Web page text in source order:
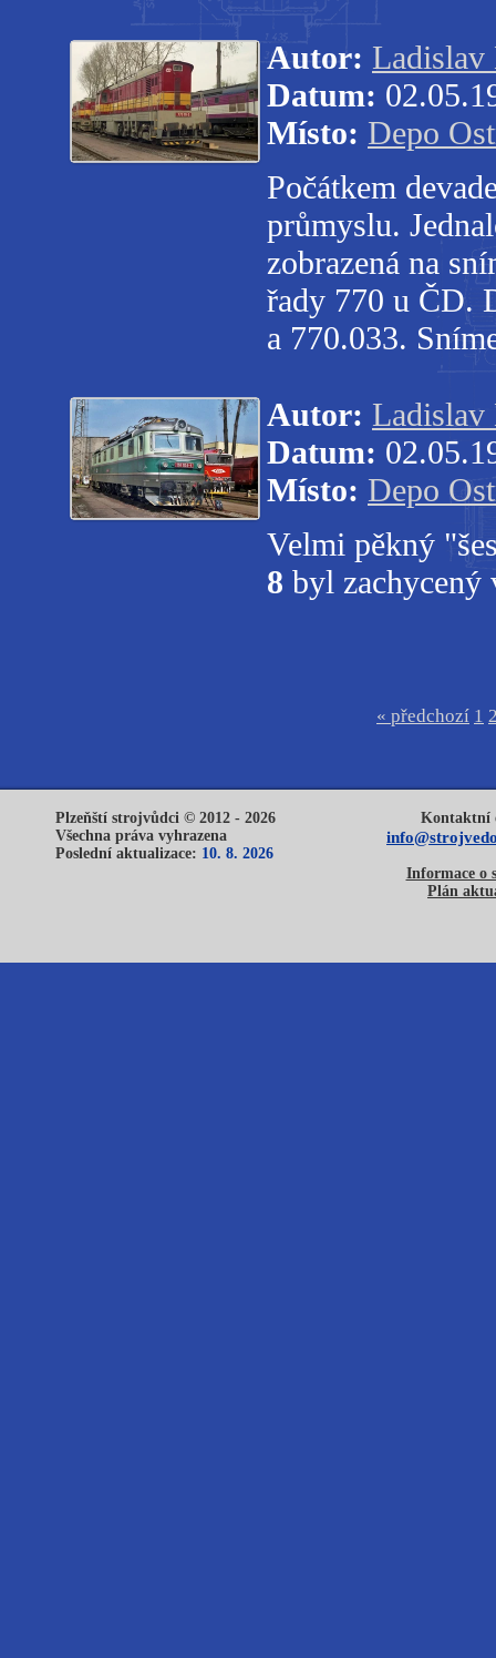
Autor:
Datum:
Místo: Depo
Počátkem
průmyslu.
zobrazená na
řady 770 u ČD.
a 770.033.
Autor:
Datum:
Místo: Depo
Velmi pěkný
8 byl zachycený
« předchozí 1
Plzeňští strojvůdci © 2012 - 2026
Všechna práva vyhrazena
Poslední aktualizace: 10. 8. 2026
Kontaktní
Informace o
Plán